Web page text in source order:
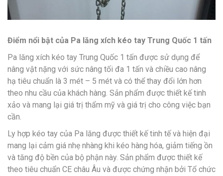
Điểm nổi bật của Pa lăng xích kéo tay Trung Quốc 1 tấn
Pa lăng xích kéo tay Trung Quốc 1 tấn được sử dụng để
nâng vật nặng với sức nâng tối đa 1 tấn và chiều cao nâng
hạ tiêu chuẩn là 3 mét – 5 mét và có thể thay đổi lớn hơn
theo nhu cầu của khách hàng. Sản phẩm được thiết kế tinh
xảo và mang lại giá trị thẩm mỹ và giá trị cho công việc bạn
cần.
Ly hợp kéo tay của Pa lăng được thiết kế tinh tế và hiện đại
mang lại cảm giá nhẹ nhàng khi kéo hàng hóa, giảm tiếng ồn
và tăng độ bền của bộ phận này. Sản phẩm được thiết kế
theo tiêu chuẩn CE châu Âu và được chứng nhận bởi Tổ chức